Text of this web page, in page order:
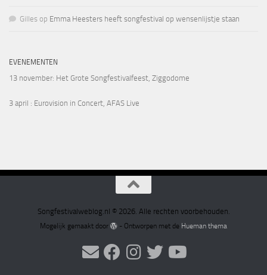
Gilles op Emma Heesters heeft songfestival op wensenlijstje staan
EVENEMENTEN
13 november: Het Grote Songfestivalfeest, Ziggodome
3 april : Eurovision in Concert, AFAS Live
Songfestivalweblog.nl © 2026. Alle rechten voorbehouden.
Mogelijk gemaakt door - Ontworpen met de Hueman thema